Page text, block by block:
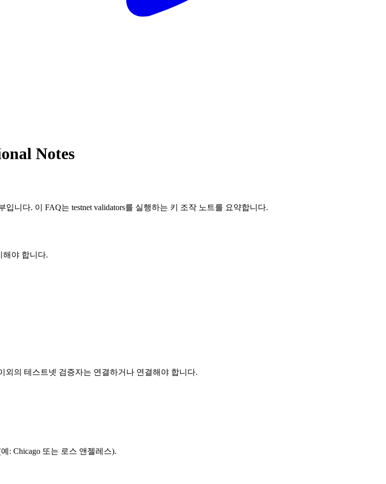
Notes
니다. 이 FAQ는 testnet validators를 실행하는 키 조작 노트를 요약합니다.
해야 합니다.
외의 테스트넷 검증자는 연결하거나 연결해야 합니다.
: Chicago 또는 로스 앤젤레스).